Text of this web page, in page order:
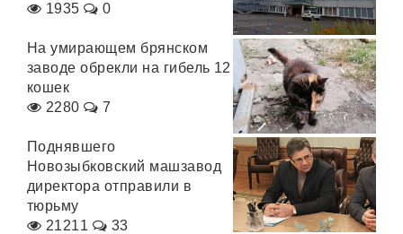
1935
0
На умирающем брянском
заводе обрекли на гибель 12
кошек
2280
7
Поднявшего
Новозыбковский машзавод
директора отправили в
тюрьму
21211
33